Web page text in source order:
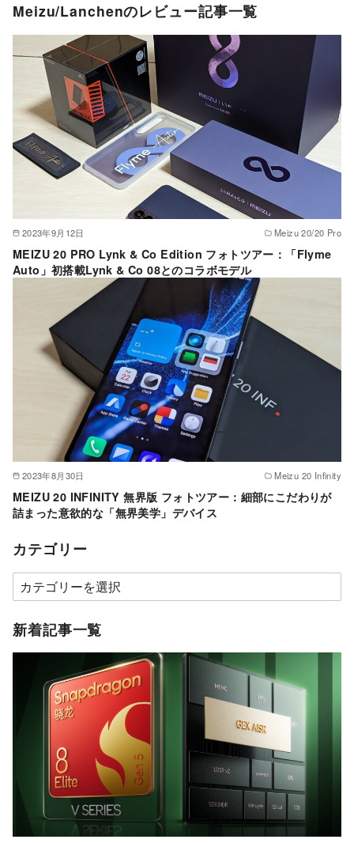
Meizu/Lanchenのレビュー記事一覧
2023年9月12日 Meizu 20/20 Pro
MEIZU 20 PRO Lynk & Co Edition フォトツアー：「Flyme
Auto」初搭載Lynk & Co 08とのコラボモデル
2023年8月30日 Meizu 20 Infinity
MEIZU 20 INFINITY 無界版 フォトツアー：細部にこだわりが
詰まった意欲的な「無界美学」デバイス
カテゴリー
カ
テ
ゴ
新着記事一覧